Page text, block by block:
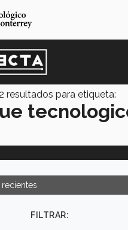
2 resultados para etiqueta:
FILTRAR: